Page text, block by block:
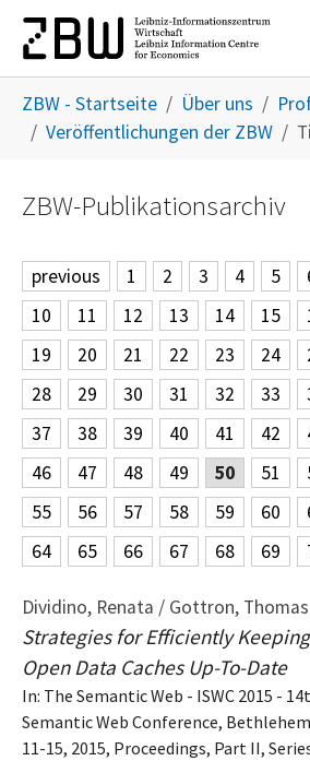
Skip to main content
ZBW - Startseite Über uns
Veröffentlichungen der ZBW
ZBW-Publikationsarchiv
previous 1 2 3 4 5
10
11 12 13 14 15
19
20 21 22 23 24
28
29 30 31 32 33
37
38 39 40 41 42
46
47 48 49 50 51
55
56 57 58 59 60
64
65 66 67 68 69
Dividino, Renata / Gottron,
Strategies for Efficiently
Open Data Caches Up-To-Date
In: The Semantic Web - ISWC 2015 -
Semantic Web Conference,
11-15, 2015, Proceedings, Part II,